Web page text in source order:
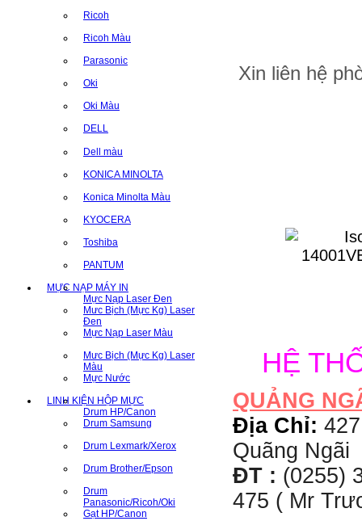
Ricoh
Ricoh Màu
Parasonic
Oki
Oki Màu
DELL
Dell màu
KONICA MINOLTA
Konica Minolta Màu
KYOCERA
Toshiba
PANTUM
MỰC NẠP MÁY IN
Mực Nạp Laser Đen
Mưc Bịch (Mực Kg) Laser
Đen
Mực Nạp Laser Màu
Mưc Bịch (Mực Kg) Laser
Màu
Mực Nước
LINH KIỆN HỘP MỰC
Drum HP/Canon
Drum Samsung
Drum Lexmark/Xerox
Drum Brother/Epson
Drum
Panasonic/Ricoh/Oki
Gạt HP/Canon
Xin liên hệ
HỆ
QUẢNG
Địa Chỉ:
Quãng Ngãi
ĐT : (0255)
475 ( Mr